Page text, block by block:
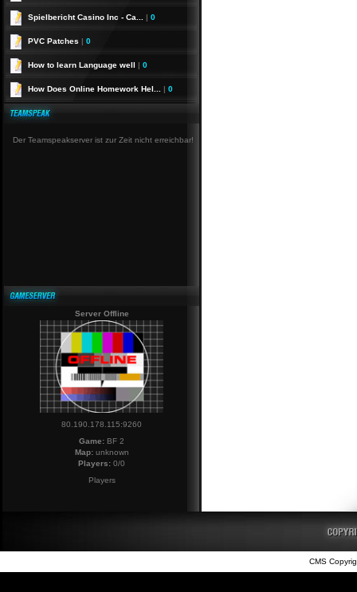
Spielbericht Casino Inc - Ca... | 0
PVC Patches | 0
How to learn Language well | 0
How Does Online Homework Hel... | 0
Der Teamspeakserver ist zur Zeit nicht erreichbar!
Server Offline
80.190.178.115:9260
Game: BF 2
Map:unknown
Players: 0/0
Players
CMS